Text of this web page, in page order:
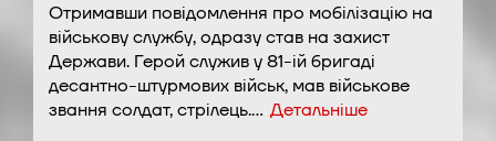
Отримавши повідомлення про мобілізацію на
військову службу, одразу став на захист
Держави. Герой служив у 81-ій бригаді
десантно-штурмових військ, мав військове
звання солдат, стрілець.… Детальніше